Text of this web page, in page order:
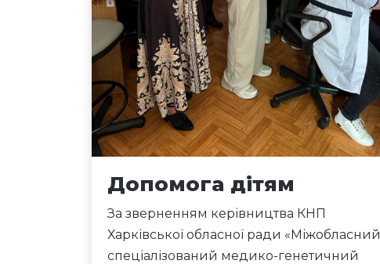
Допомога дітям
За зверненням керівництва КНП
Харківської обласної ради «Міжобласний
спеціалізований медико-генетичний